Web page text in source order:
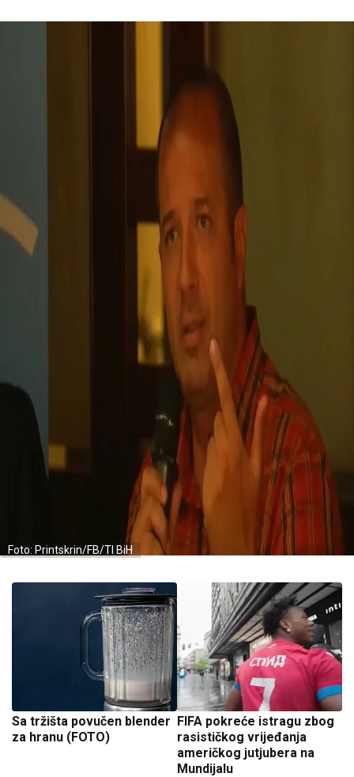
Foto: Printskrin/FB/TI BiH
Sa tržišta povučen blender
za hranu (FOTO)
FIFA pokreće istragu zbog
rasističkog vrijeđanja
američkog jutjubera na
Mundijalu